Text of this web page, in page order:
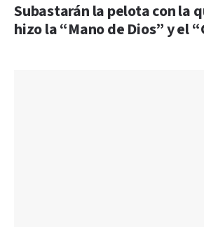
Subastarán la pelota con la
hizo la “Mano de Dios” y el